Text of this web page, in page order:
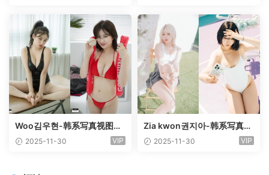
Woo김우현-韩系写真视图作
品合集[48套]
2025-11-30 VIP
Zia kwon권지아-韩系写真视
图作品合集[122套]
2025-11-30 VIP